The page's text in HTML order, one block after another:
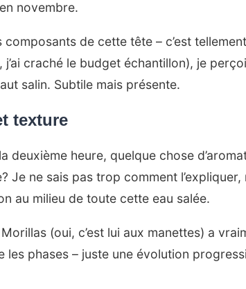
novembre.
de cette tête – c’est
craché le budget échantillon), je
salin. Subtile mais présente.
texture
deuxième heure, quelque chose
Je ne sais pas trop comment
au milieu de toute cette eau salée.
(oui, c’est lui aux manettes) a
les phases – juste une évolution